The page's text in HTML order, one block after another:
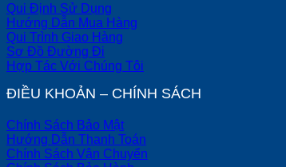
Qui Định Sử Dụng
Hướng Dẫn Mua Hàng
Qui Trình Giao Hàng
Sơ Đồ Đường Đi
Hợp Tác Với Chúng Tôi
ĐIỀU KHOẢN – CHÍNH SÁCH
Chính Sách Bảo Mật
Hướng Dẫn Thanh Toán
Chính Sách Vận Chuyển